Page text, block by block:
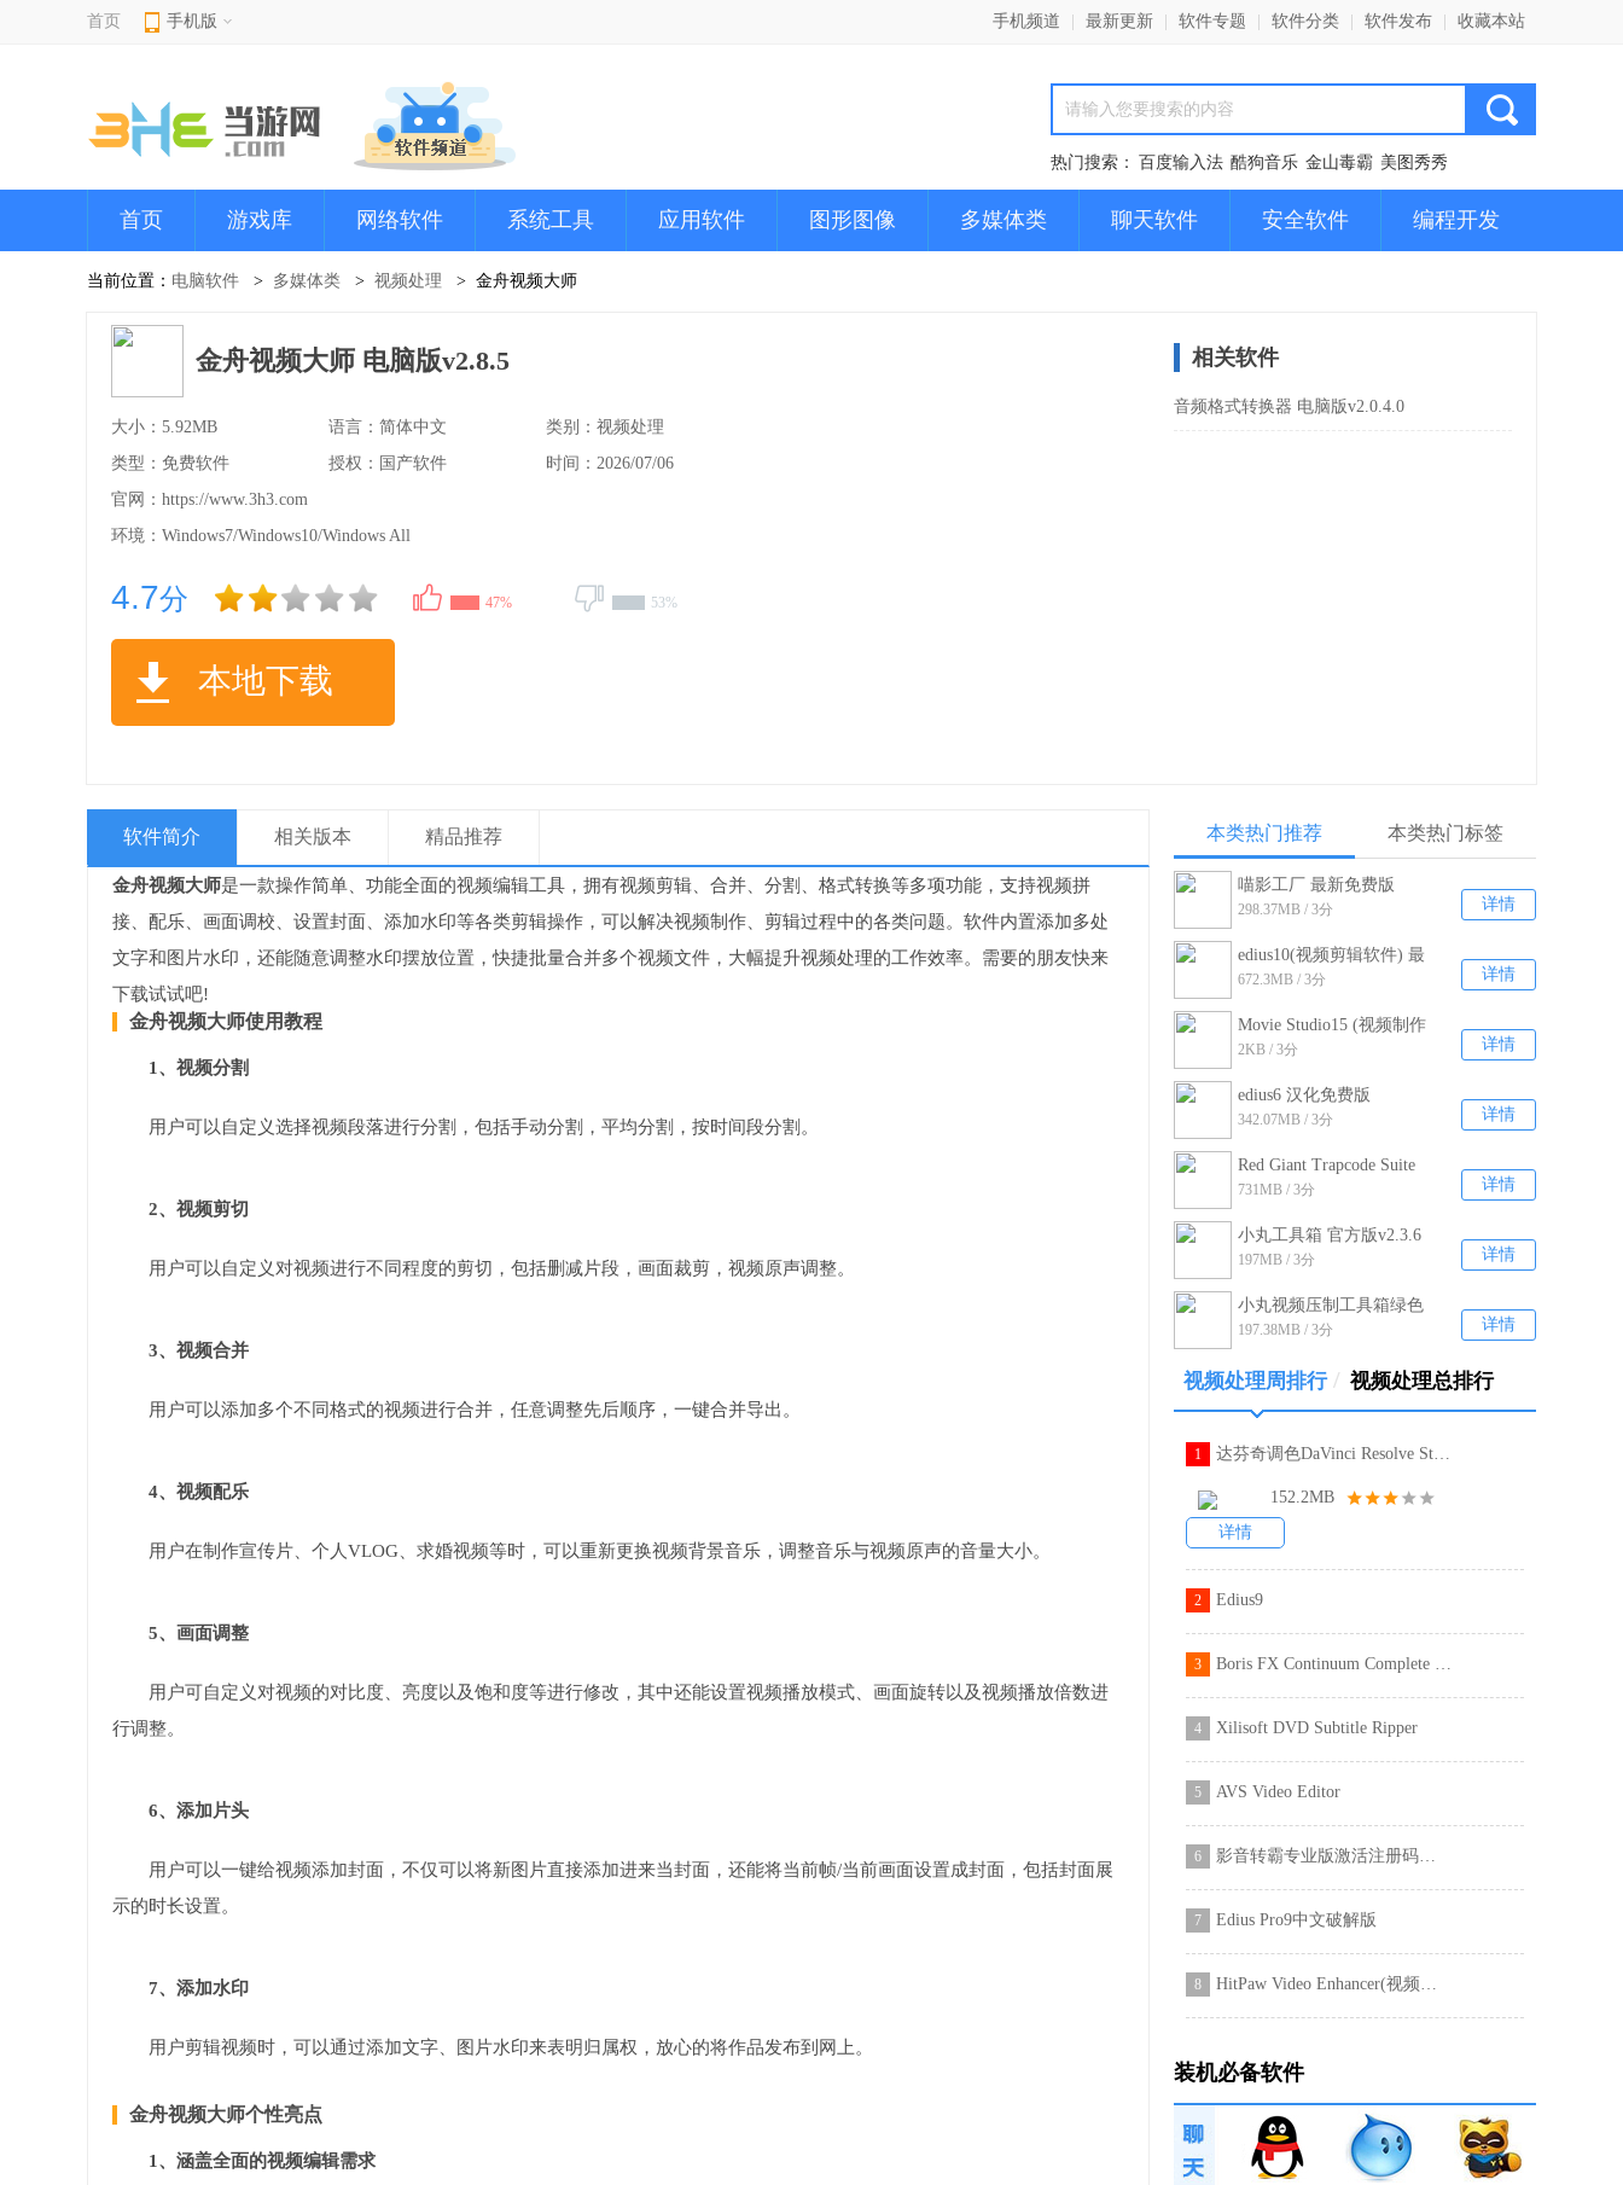
首页 手机版 手机频道 最新更新 软件专题 软件分类 软件发布 收藏本站
热门搜索： 百度输入法 酷狗音乐 金山毒霸 美图秀秀
首页 游戏库 网络软件 系统工具 应用软件 图形图像 多媒体类 聊天软件 安全软件 编程开发
当前位置： 电脑软件 多媒体类 视频处理 金舟视频大师
金舟视频大师 电脑版v2.8.5
大小：5.92MB 语言：简体中文
类别：视频处理
类型：免费软件
授权：国产软件
时间：2026/07/06
官网： https://www.3h3.com
环境：Windows7/Windows10/Windows All
47% 53%
4.7分
本地下载
相关软件
音频格式转换器 电脑版v2.0.4.0
软件简介 相关版本 精品推荐
金舟视频大师是一款操作简单、功能全面的视频编辑工具，拥有视频剪辑、合并、分割、格式转换等多项功能，支持视频拼
接、配乐、画面调校、设置封面、添加水印等各类剪辑操作，可以解决视频制作、剪辑过程中的各类问题。软件内置添加多处
文字和图片水印，还能随意调整水印摆放位置，快捷批量合并多个视频文件，大幅提升视频处理的工作效率。需要的朋友快来
下载试试吧!
金舟视频大师使用教程
1、视频分割
用户可以自定义选择视频段落进行分割，包括手动分割，平均分割，按时间段分割。
2、视频剪切
用户可以自定义对视频进行不同程度的剪切，包括删减片段，画面裁剪，视频原声调整。
3、视频合并
用户可以添加多个不同格式的视频进行合并，任意调整先后顺序，一键合并导出。
4、视频配乐
用户在制作宣传片、个人VLOG、求婚视频等时，可以重新更换视频背景音乐，调整音乐与视频原声的音量大小。
5、画面调整
用户可自定义对视频的对比度、亮度以及饱和度等进行修改，其中还能设置视频播放模式、画面旋转以及视频播放倍数进
行调整。
6、添加片头
用户可以一键给视频添加封面，不仅可以将新图片直接添加进来当封面，还能将当前帧/当前画面设置成封面，包括封面展
示的时长设置。
7、添加水印
用户剪辑视频时，可以通过添加文字、图片水印来表明归属权，放心的将作品发布到网上。
金舟视频大师个性亮点
1、涵盖全面的视频编辑需求
本类热门推荐 本类热门标签
详情
喵影工厂 最新免费版
v2.5.0.1
298.37MB / 3分
详情
edius10(视频剪辑软件) 最
新中文版v10.0
672.3MB / 3分
详情
Movie Studio15 (视频制作
软件)免费版V1.0.0.67
2KB / 3分
详情
edius6 汉化免费版
342.07MB / 3分
详情
Red Giant Trapcode Suite
14.1.2附序列号注册码
731MB / 3分
详情
小丸工具箱 官方版v2.3.6
197MB / 3分
详情
小丸视频压制工具箱绿色
破解版 v2.36
197.38MB / 3分
视频处理周排行 / 视频处理总排行
1 达芬奇调色DaVinci Resolve Studio16破解补丁
152.2MB
详情
2 Edius9
3 Boris FX Continuum Complete 2023
4 Xilisoft DVD Subtitle Ripper
5 AVS Video Editor
6 影音转霸专业版激活注册码破解补丁
7 Edius Pro9中文破解版
8 HitPaw Video Enhancer(视频模糊变清晰处理软件)
装机必备软件